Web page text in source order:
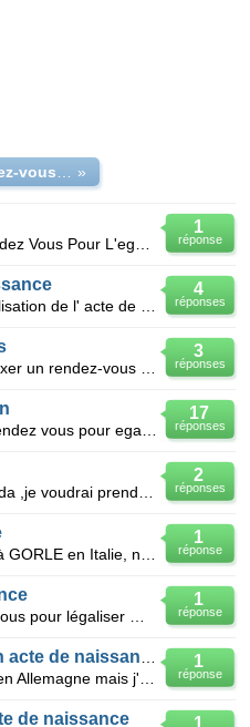
»
1
réponse
4
réponses
3
réponses
17
réponses
2
réponses
1
réponse
1
réponse
1
réponse
1
de naissance